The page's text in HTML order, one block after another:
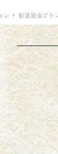
ン 歓送迎会プラ